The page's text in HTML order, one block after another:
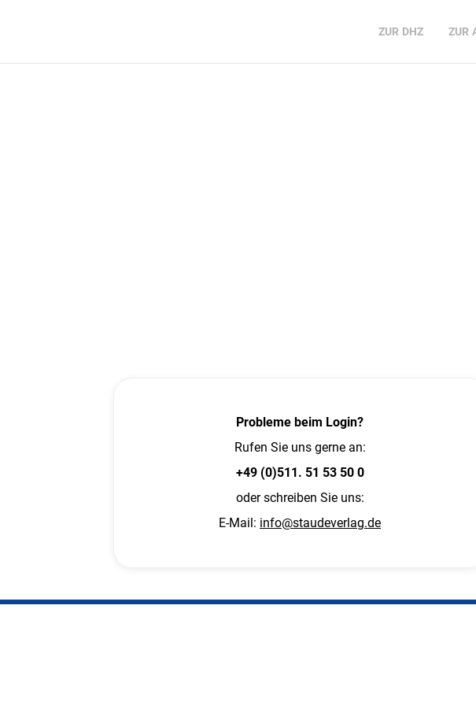
ZUR DHZ ZUR
Probleme beim Login?
Rufen Sie uns gerne an:
+49 (0)511. 51 53 50 0
oder schreiben Sie uns:
E-Mail: info@staudeverlag.de